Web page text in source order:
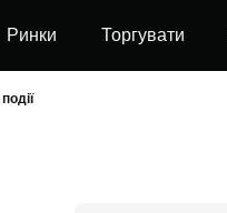
Ринки Торгувати